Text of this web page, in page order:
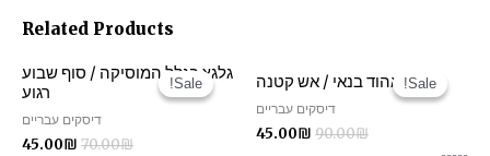
Related Products
Sale!
Sale! אהוד בנאי / אש קטנה
דיסקים עבריים
90.00₪
45.00₪
Sale!
Sale!
גלגצ בגלל המוסיקה / סוף שבוע
רגוע
דיסקים עבריים
70.00₪
45.00₪